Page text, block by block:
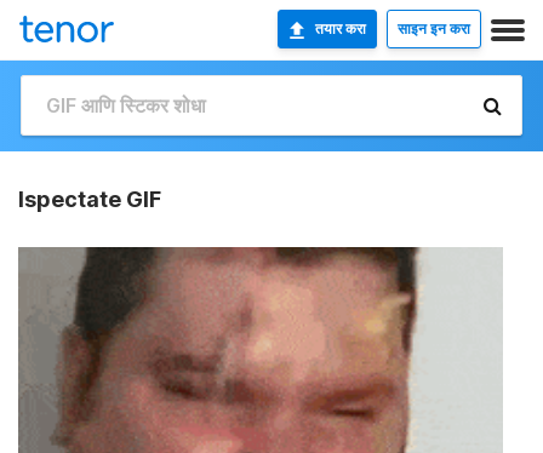
तयार करा साइन इन करा
Ispectate GIF